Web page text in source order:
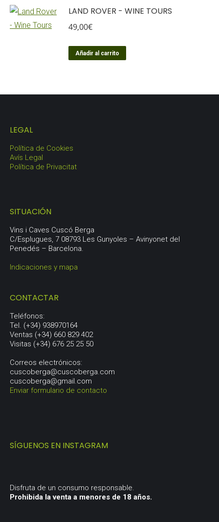
LAND ROVER - WINE TOURS
49,00€
Añadir al carrito
LEGAL
Política de Cookies
Avís Legal
Política de Privacitat
SITUACIÓN
Vins i Caves Cuscó Berga
C/Esplugues, 7 08793 Les Gunyoles – Avinyonet del
Penedés – Barcelona.
Indicaciones y mapa
CONTACTAR
Teléfonos:
Tel. (+34) 938970164
Ventas (+34) 660 829 402
Visitas (+34) 676 25 25 50
Correos electrónicos:
cuscoberga@cuscoberga.com
cuscoberga@gmail.com
Enviar formulario de contacto
SÍGUENOS EN INSTAGRAM
Disfruta de un consumo responsable.
Prohibida la venta a menores de 18 años.